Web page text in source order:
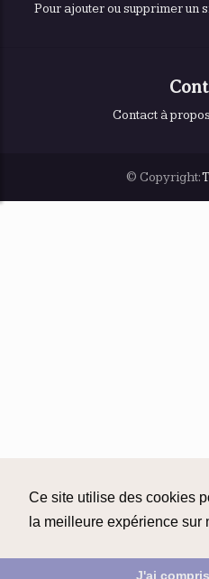
Ce site utilise des cookies
la meilleure expérience sur
J'ai compris
Pour ajouter ou supprimer un
Contact à
© Copyright: